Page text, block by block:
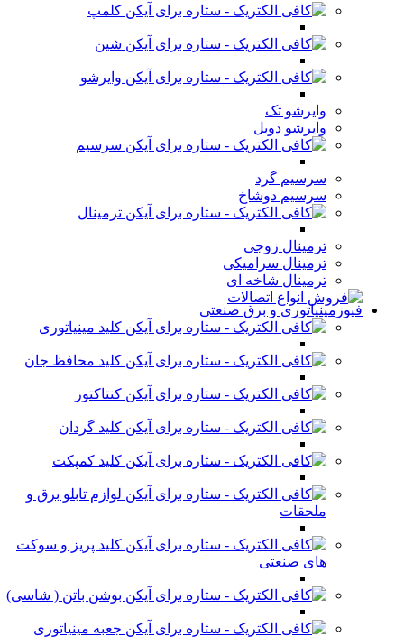
کلمپ
شین
وایرشو
وایرشو تک
وایرشو دوبل
سرسیم
سرسیم گرد
سرسیم دوشاخ
ترمینال
ترمینال زوجی
ترمینال سرامیکی
ترمینال شاخه ای
فیوزمینیاتوری و برق صنعتی
کلید مینیاتوری
کلید محافظ جان
کنتاکتور
کلید گردان
کلید کمپکت
لوازم تابلو برق و
ملحقات
کلید پریز و سوکت
های صنعتی
بوشن باتن ( شاسی)
جعبه مینیاتوری